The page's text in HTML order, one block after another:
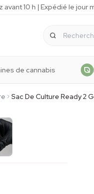
avant 10 h | Expédié le jour
de cannabis
Sac De Culture Ready 2